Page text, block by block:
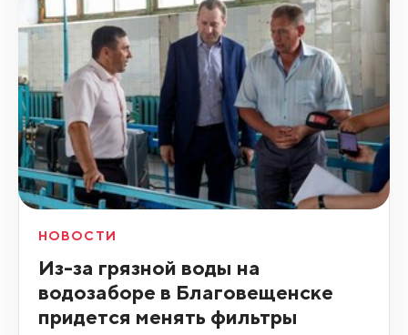
НОВОСТИ
Из-за грязной воды на
водозаборе в Благовещенске
придется менять фильтры